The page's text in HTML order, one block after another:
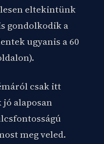
eltekintünk
gondolkodik a
ugyanis a 60
csak itt
jó alaposan
meg veled.